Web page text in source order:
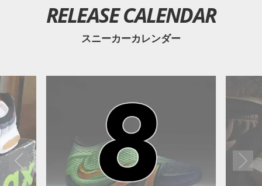
RELEASE CALENDAR
スニーカーカレンダー